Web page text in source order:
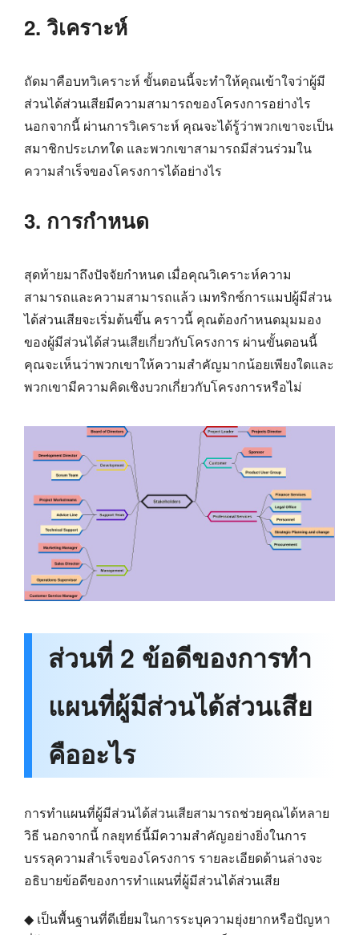
2. วิเคราะห์
ถัดมาคือบทวิเคราะห์ ขั้นตอนนี้จะทำให้คุณเข้าใจว่าผู้มี
ส่วนได้ส่วนเสียมีความสามารถของโครงการอย่างไร
นอกจากนี้ ผ่านการวิเคราะห์ คุณจะได้รู้ว่าพวกเขาจะเป็น
สมาชิกประเภทใด และพวกเขาสามารถมีส่วนร่วมใน
ความสำเร็จของโครงการได้อย่างไร
3. การกำหนด
สุดท้ายมาถึงปัจจัยกำหนด เมื่อคุณวิเคราะห์ความ
สามารถและความสามารถแล้ว เมทริกซ์การแมปผู้มีส่วน
ได้ส่วนเสียจะเริ่มต้นขึ้น คราวนี้ คุณต้องกำหนดมุมมอง
ของผู้มีส่วนได้ส่วนเสียเกี่ยวกับโครงการ ผ่านขั้นตอนนี้
คุณจะเห็นว่าพวกเขาให้ความสำคัญมากน้อยเพียงใดและ
พวกเขามีความคิดเชิงบวกเกี่ยวกับโครงการหรือไม่
ส่วนที่ 2 ข้อดีของการทำ
แผนที่ผู้มีส่วนได้ส่วนเสีย
คืออะไร
การทำแผนที่ผู้มีส่วนได้ส่วนเสียสามารถช่วยคุณได้หลาย
วิธี นอกจากนี้ กลยุทธ์นี้มีความสำคัญอย่างยิ่งในการ
บรรลุความสำเร็จของโครงการ รายละเอียดด้านล่างจะ
อธิบายข้อดีของการทำแผนที่ผู้มีส่วนได้ส่วนเสีย
◆ เป็นพื้นฐานที่ดีเยี่ยมในการระบุความยุ่งยากหรือปัญหา